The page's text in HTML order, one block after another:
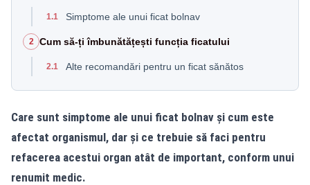
1.1 Simptome ale unui ficat bolnav
2 Cum să-ți îmbunătățești funcția ficatului
2.1 Alte recomandări pentru un ficat sănătos
Care sunt simptome ale unui ficat bolnav și cum este
afectat organismul, dar și ce trebuie să faci pentru
refacerea acestui organ atât de important, conform unui
renumit medic.